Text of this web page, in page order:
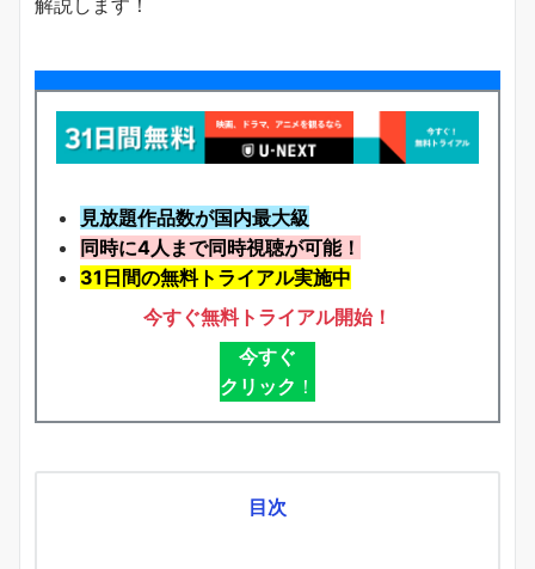
見放題作品数が国内最大級
同時に4人まで同時視聴が可能！
31日間の無料トライアル実施中
今すぐ無料トライアル開始！
今すぐ
クリック ！
目次